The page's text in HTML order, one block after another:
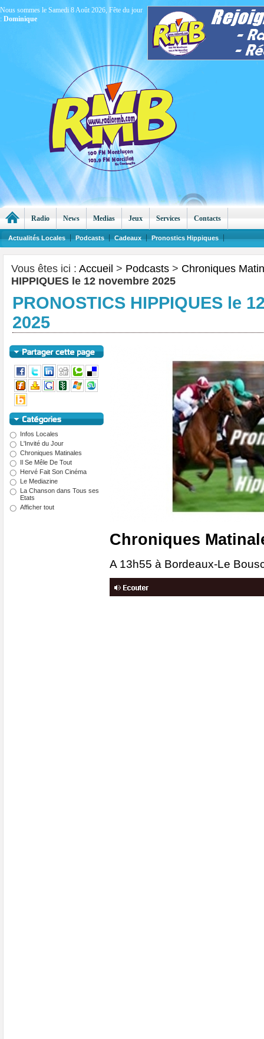
Vous êtes ici : Accueil > Podcasts > Chroniques
HIPPIQUES le 12 novembre 2025
PRONOSTICS HIPPIQUES le
2025
Chroniques
A 13h55 à Bordeaux-Le
Infos Locales
L'Invité du Jour
Chroniques Matinales
Il Se Mêle De Tout
Hervé Fait Son Cinéma
Le Mediazine
La Chanson dans Tous ses
Etats
Afficher tout
Radio News Medias Jeux Services Contacts
Actualités Locales Podcasts Cadeaux Pronostics Hippiques
Nous sommes le Samedi 8 Août 2026, Fête du jour
: Dominique